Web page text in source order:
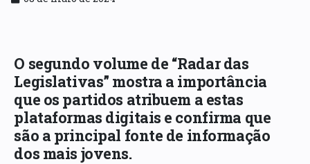
O segundo volume de “Radar das
Legislativas” mostra a importância
que os partidos atribuem a estas
plataformas digitais e confirma que
são a principal fonte de informação
dos mais jovens.